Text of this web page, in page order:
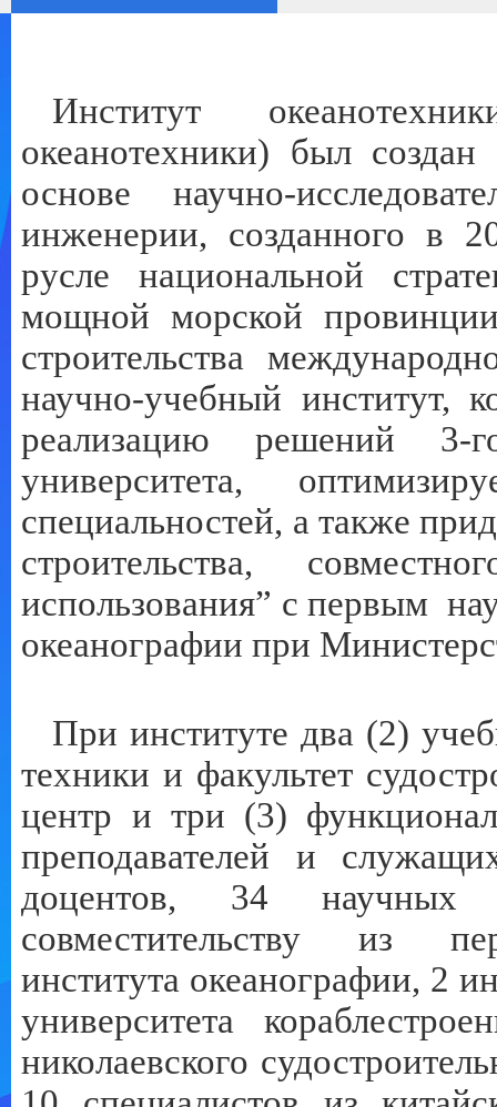
Институт
океанотехники) был
основе научно-
инженерии, созданного в
русле национальной
мощной морской
строительства
научно-учебный институт,
реализацию решений 3-
университета,
специальностей, а также
строительства,
использования” с первым
океанографии при
При институте два (2)
техники и факультет
центр и три (3)
преподавателей и
доцентов, 34 научных
совместительству из
института океанографии, 2
университета
николаевского